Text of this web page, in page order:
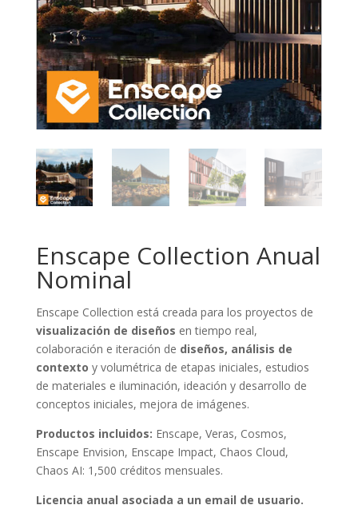
Enscape Collection Anual
Nominal
Enscape Collection está creada para los proyectos de
visualización de diseños en tiempo real,
colaboración e iteración de diseños, análisis de
contexto y volumétrica de etapas iniciales, estudios
de materiales e iluminación, ideación y desarrollo de
conceptos iniciales, mejora de imágenes.
Productos incluidos: Enscape, Veras, Cosmos,
Enscape Envision, Enscape Impact, Chaos Cloud,
Chaos AI: 1,500 créditos mensuales.
Licencia anual asociada a un email de usuario.